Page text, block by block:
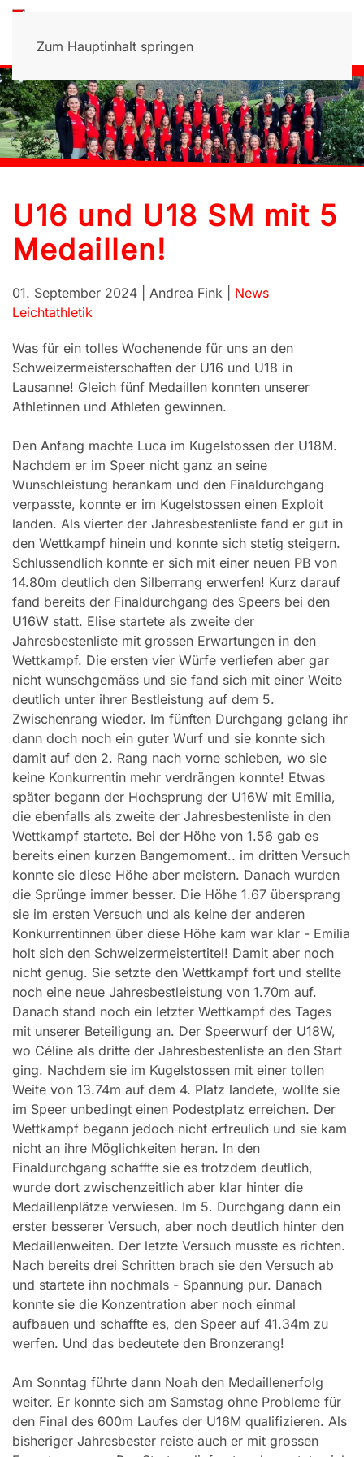
Zum Hauptinhalt springen
U16 und U18 SM mit 5
Medaillen!
01. September 2024 | Andrea Fink | News
Leichtathletik
Was für ein tolles Wochenende für uns an den
Schweizermeisterschaften der U16 und U18 in
Lausanne! Gleich fünf Medaillen konnten unserer
Athletinnen und Athleten gewinnen.
Den Anfang machte Luca im Kugelstossen der U18M.
Nachdem er im Speer nicht ganz an seine
Wunschleistung herankam und den Finaldurchgang
verpasste, konnte er im Kugelstossen einen Exploit
landen. Als vierter der Jahresbestenliste fand er gut in
den Wettkampf hinein und konnte sich stetig steigern.
Schlussendlich konnte er sich mit einer neuen PB von
14.80m deutlich den Silberrang erwerfen! Kurz darauf
fand bereits der Finaldurchgang des Speers bei den
U16W statt. Elise startete als zweite der
Jahresbestenliste mit grossen Erwartungen in den
Wettkampf. Die ersten vier Würfe verliefen aber gar
nicht wunschgemäss und sie fand sich mit einer Weite
deutlich unter ihrer Bestleistung auf dem 5.
Zwischenrang wieder. Im fünften Durchgang gelang ihr
dann doch noch ein guter Wurf und sie konnte sich
damit auf den 2. Rang nach vorne schieben, wo sie
keine Konkurrentin mehr verdrängen konnte! Etwas
später begann der Hochsprung der U16W mit Emilia,
die ebenfalls als zweite der Jahresbestenliste in den
Wettkampf startete. Bei der Höhe von 1.56 gab es
bereits einen kurzen Bangemoment.. im dritten Versuch
konnte sie diese Höhe aber meistern. Danach wurden
die Sprünge immer besser. Die Höhe 1.67 übersprang
sie im ersten Versuch und als keine der anderen
Konkurrentinnen über diese Höhe kam war klar - Emilia
holt sich den Schweizermeistertitel! Damit aber noch
nicht genug. Sie setzte den Wettkampf fort und stellte
noch eine neue Jahresbestleistung von 1.70m auf.
Danach stand noch ein letzter Wettkampf des Tages
mit unserer Beteiligung an. Der Speerwurf der U18W,
wo Céline als dritte der Jahresbestenliste an den Start
ging. Nachdem sie im Kugelstossen mit einer tollen
Weite von 13.74m auf dem 4. Platz landete, wollte sie
im Speer unbedingt einen Podestplatz erreichen. Der
Wettkampf begann jedoch nicht erfreulich und sie kam
nicht an ihre Möglichkeiten heran. In den
Finaldurchgang schaffte sie es trotzdem deutlich,
wurde dort zwischenzeitlich aber klar hinter die
Medaillenplätze verwiesen. Im 5. Durchgang dann ein
erster besserer Versuch, aber noch deutlich hinter den
Medaillenweiten. Der letzte Versuch musste es richten.
Nach bereits drei Schritten brach sie den Versuch ab
und startete ihn nochmals - Spannung pur. Danach
konnte sie die Konzentration aber noch einmal
aufbauen und schaffte es, den Speer auf 41.34m zu
werfen. Und das bedeutete den Bronzerang!
Am Sonntag führte dann Noah den Medaillenerfolg
weiter. Er konnte sich am Samstag ohne Probleme für
den Final des 600m Laufes der U16M qualifizieren. Als
bisheriger Jahresbester reiste auch er mit grossen